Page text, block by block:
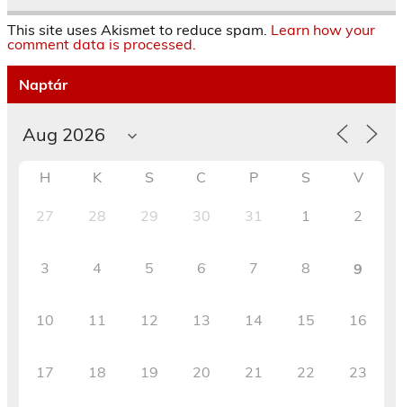
This site uses Akismet to reduce spam. Learn how your
comment data is processed.
Naptár
H K S C P S V
27 28 29 30 31 1 2
3 4 5 6 7 8 9
10 11 12 13 14 15 16
17 18 19 20 21 22 23